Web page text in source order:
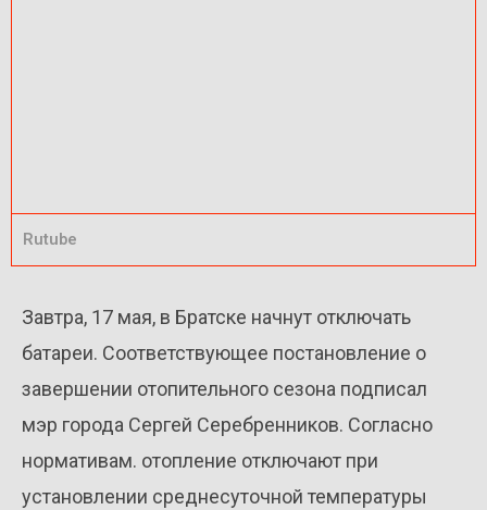
Rutube
Завтра, 17 мая, в Братске начнут отключать
батареи. Соответствующее постановление о
завершении отопительного сезона подписал
мэр города Сергей Серебренников. Согласно
нормативам. отопление отключают при
установлении среднесуточной температуры